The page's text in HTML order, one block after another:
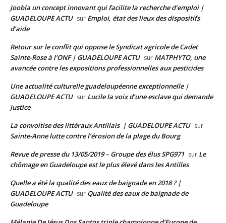
Joobla un concept innovant qui facilite la recherche d’emploi |
GUADELOUPE ACTU sur Emploi, état des lieux des dispositifs
d’aide
Retour sur le conflit qui oppose le Syndicat agricole de Cadet
Sainte-Rose à l’ONF | GUADELOUPE ACTU sur MATPHYTO, une
avancée contre les expositions professionnelles aux pesticides
Une actualité culturelle guadeloupéenne exceptionnelle |
GUADELOUPE ACTU sur Lucile la voix d’une esclave qui demande
justice
La convoitise des littéraux Antillais | GUADELOUPE ACTU sur
Sainte-Anne lutte contre l’érosion de la plage du Bourg
Revue de presse du 13/05/2019 – Groupe des élus SPG971 sur Le
chômage en Guadeloupe est le plus élevé dans les Antilles
Quelle a été la qualité des eaux de baignade en 2018 ? |
GUADELOUPE ACTU sur Qualité des eaux de baignade de
Guadeloupe